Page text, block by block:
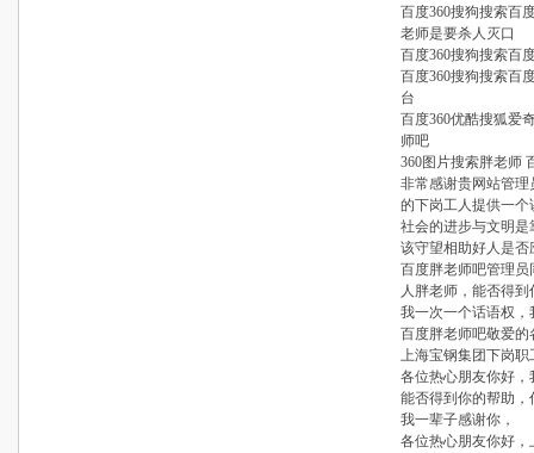
百度360搜狗搜索百
老师是要杀人灭口
百度360搜狗搜索百
百度360搜狗搜索百
台
百度360优酷搜狐爱
师吧
360图片搜索胖老师
非常感谢贵网站管
的下岗工人提供一
社会的进步与文明
该守望相助好人是
百度胖老师吧管理
人胖老师，能否得
我一次一个话语权
百度胖老师吧敬爱
上海宝钢集团下岗
各位热心朋友你好
能否得到你的帮助
我一辈子感谢你，
各位热心朋友你好